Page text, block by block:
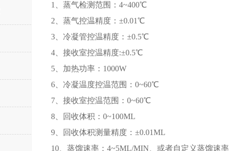
1、蒸气检测范围：4~400℃
2、蒸气控温精度：±0.01℃
3、冷凝管控温精度：±0.5℃
4、接收室控温精度:±0.5℃
5、加热功率：1000W
6、冷凝温度控温范围：0~60℃
7、接收室控温范围：0~60℃
8、回收体积：0~100ML
9、回收体积测量精度：±0.01ML
10、蒸馏速率：4~5ML/MIN、或者自定义蒸馏速率